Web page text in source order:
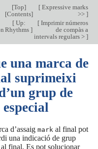
[Top]
[Contents]
[Expressive marks
>> ]
[Up:
Rhythms]
[Imprimir números
de compàs a
intervals regulars > ]
una marca de
suprimeixi
grup de
d’assaig mark al final pot
una indicació de grup
final. Es pot solucionar